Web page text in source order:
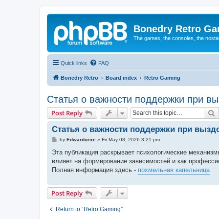
Bonedry Retro
The games, the consoles, the
Quick links FAQ
Bonedry Retro Board index Retro Gaming
Статья о важности поддержки при
Post Reply
Статья о важности поддержки при
P
s
by Edwardurire» Fri May 08, 2026 3:21 pm
Эта публикация раскрывает психологические
влияет на формирование зависимостей и как
Полная информация здесь - похмельная капельница
Post Reply
Return to “Retro Gaming”